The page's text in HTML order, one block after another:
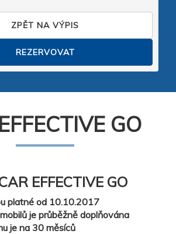
ZPĚT NA VÝPIS
GO
EFFECTIVE GO
platné od 10.10.2017
je průběžně doplňována
je na 30 měsíců